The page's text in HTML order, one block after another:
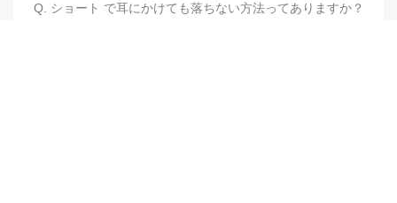
Q. ショート で耳にかけても落ちない方法ってありますか？